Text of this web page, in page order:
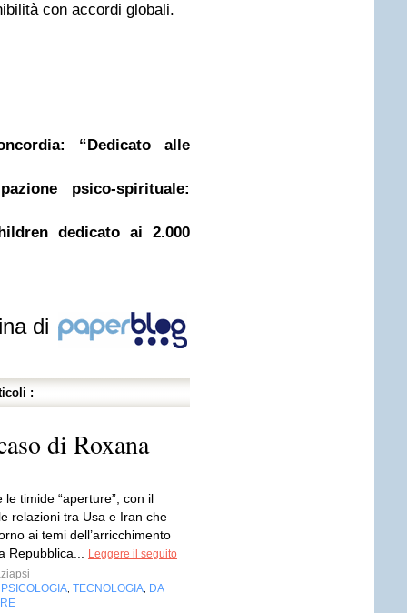
con accordi globali.
“Dedicato alle
psico-spirituale:
dedicato ai 2.000
di
:
di Roxana
le timide “aperture”, con il
relazioni tra Usa e Iran che
ai temi dell’arricchimento
Repubblica...
Leggere il seguito
PSICOLOGIA TECNOLOGIA DA